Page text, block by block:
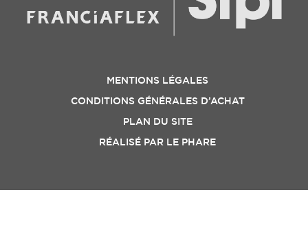
MENTIONS LÉGALES
CONDITIONS GÉNÉRALES D’ACHAT
PLAN DU SITE
RÉALISÉ PAR LE PHARE